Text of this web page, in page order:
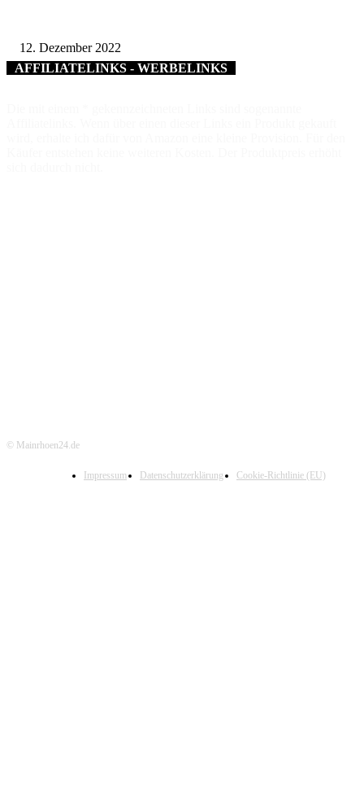
12. Dezember 2022
AFFILIATELINKS - WERBELINKS
© Mainrhoen24.de
Impressum Datenschutzerklärung Cookie-Richtlinie (EU)